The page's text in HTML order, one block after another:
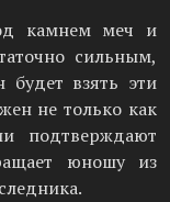
камнем меч и
сильным,
взять эти
не только как
подтверждают
юношу из